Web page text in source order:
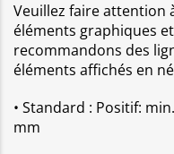
Veuillez faire attention
éléments graphiques
recommandons des
éléments affichés en
• Standard : Positif:
mm